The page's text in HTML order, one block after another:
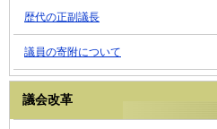
歴代の正副議長
議員の寄附について
議会改革